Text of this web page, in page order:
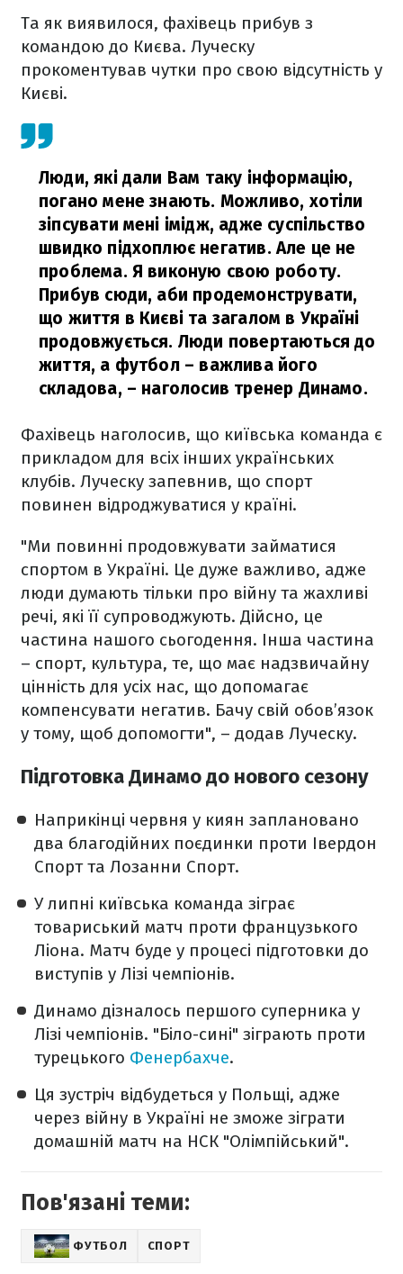
Та як виявилося, фахівець прибув з
командою до Києва. Луческу
прокоментував чутки про свою відсутність у
Києві.
Люди, які дали Вам таку інформацію,
погано мене знають. Можливо, хотіли
зіпсувати мені імідж, адже суспільство
швидко підхоплює негатив. Але це не
проблема. Я виконую свою роботу.
Прибув сюди, аби продемонструвати,
що життя в Києві та загалом в Україні
продовжується. Люди повертаються до
життя, а футбол – важлива його
складова, – наголосив тренер Динамо.
Фахівець наголосив, що київська команда є
прикладом для всіх інших українських
клубів. Луческу запевнив, що спорт
повинен відроджуватися у країні.
"Ми повинні продовжувати займатися
спортом в Україні. Це дуже важливо, адже
люди думають тільки про війну та жахливі
речі, які її супроводжують. Дійсно, це
частина нашого сьогодення. Інша частина
– спорт, культура, те, що має надзвичайну
цінність для усіх нас, що допомагає
компенсувати негатив. Бачу свій обов’язок
у тому, щоб допомогти", – додав Луческу.
Підготовка Динамо до нового сезону
Наприкінці червня у киян заплановано
два благодійних поєдинки проти Івердон
Спорт та Лозанни Спорт.
У липні київська команда зіграє
товариський матч проти французького
Ліона. Матч буде у процесі підготовки до
виступів у Лізі чемпіонів.
Динамо дізналось першого суперника у
Лізі чемпіонів. "Біло-сині" зіграють проти
турецького Фенербахче.
Ця зустріч відбудеться у Польщі, адже
через війну в Україні не зможе зіграти
домашній матч на НСК "Олімпійський".
Пов'язані теми:
ФУТБОЛ СПОРТ